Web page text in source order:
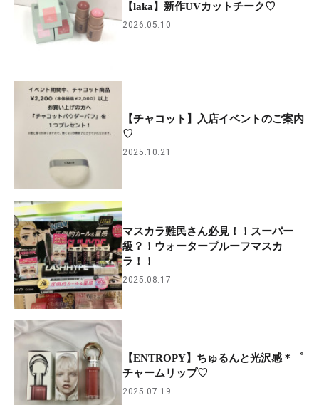
【laka】新作UVカットチーク♡
2026.05.10
【チャコット】入店イベントのご案内
♡
2025.10.21
マスカラ難民さん必見！！スーパー
級？！ウォータープルーフマスカ
ラ！！
2025.08.17
【ENTROPY】ちゅるんと光沢感＊゜
チャームリップ♡
2025.07.19